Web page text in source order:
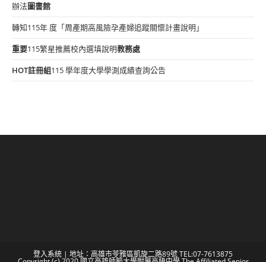
辦法圖書館
轉知115年 度「周產期高風險孕產婦追蹤關懷計畫說明」
重要115繁星推薦校內選填說明教務處
HOT註冊組115 學年度大學學測成績查詢公告
登入系統 | 地址：高雄市苓雅區凱旋二路89號 TEL:07-7613875